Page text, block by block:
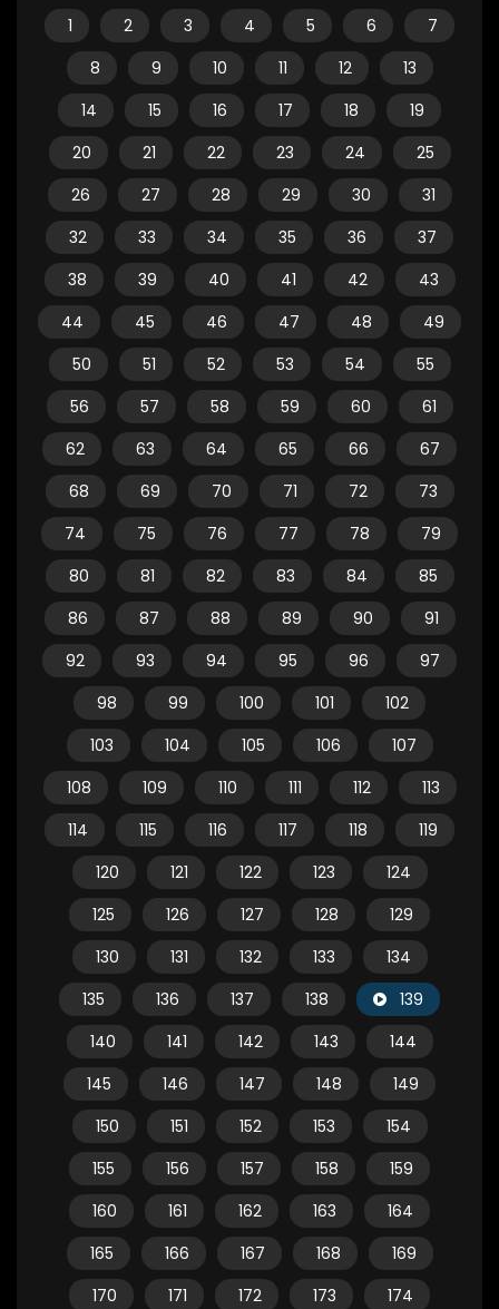
1 2 3 4 5 6
7
8
9 10 11 12
13
14
15 16 17 18
19
20
21 22 23 24
25
26
27 28 29 30
31
32
33 34 35 36
37
38
39 40 41 42
43
44
45 46 47 48
49
50
51 52 53 54
55
56
57 58 59 60
61
62
63 64 65 66
67
68
69 70 71 72
73
74
75 76 77 78
79
80
81 82 83 84
85
86
87 88 89 90
91
92
93 94 95 96
97
98
99 100 101
102
103
104 105 106
107
108
109 110 111 112
113
114
115 116 117 118
119
120
121 122 123
124
125
126 127 128
129
130
131 132 133
134
135
136 137 138
139
140
141 142 143
144
145
146 147 148
149
150
151 152 153
154
155
156 157 158
159
160
161 162 163
164
165
166 167 168
169
170
171 172 173
174